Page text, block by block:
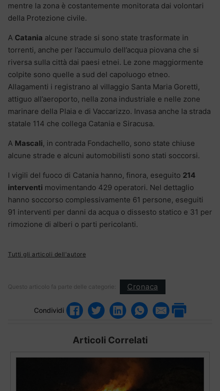
mentre la zona è costantemente monitorata dai volontari
della Protezione civile.
A Catania alcune strade si sono state trasformate in
torrenti, anche per l’accumulo dell’acqua piovana che si
riversa sulla città dai paesi etnei. Le zone maggiormente
colpite sono quelle a sud del capoluogo etneo.
Allagamenti i registrano al villaggio Santa Maria Goretti,
attiguo all’aeroporto, nella zona industriale e nelle zone
marinare della Plaia e di Vaccarizzo. Invasa anche la strada
statale 114 che collega Catania e Siracusa.
A Mascali, in contrada Fondachello, sono state chiuse
alcune strade e alcuni automobilisti sono stati soccorsi.
I vigili del fuoco di Catania hanno, finora, eseguito 214
interventi movimentando 429 operatori. Nel dettaglio
hanno soccorso complessivamente 61 persone, eseguiti
91 interventi per danni da acqua o dissesto statico e 31 per
rimozione di alberi o parti pericolanti.
Tutti gli articoli dell'autore
Questo articolo fa parte delle categorie: Cronaca
Condividi
Articoli Correlati